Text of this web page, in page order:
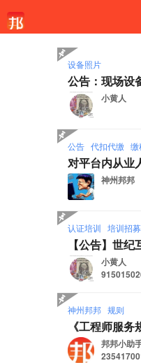
设备照片
公告：现场设
小黄人
公告 代扣代缴 缴
对平台内从业
神州邦邦
认证培训 培训招募
【公告】世
小黄人
神州邦邦 规则
《工程师服务
邦邦小助